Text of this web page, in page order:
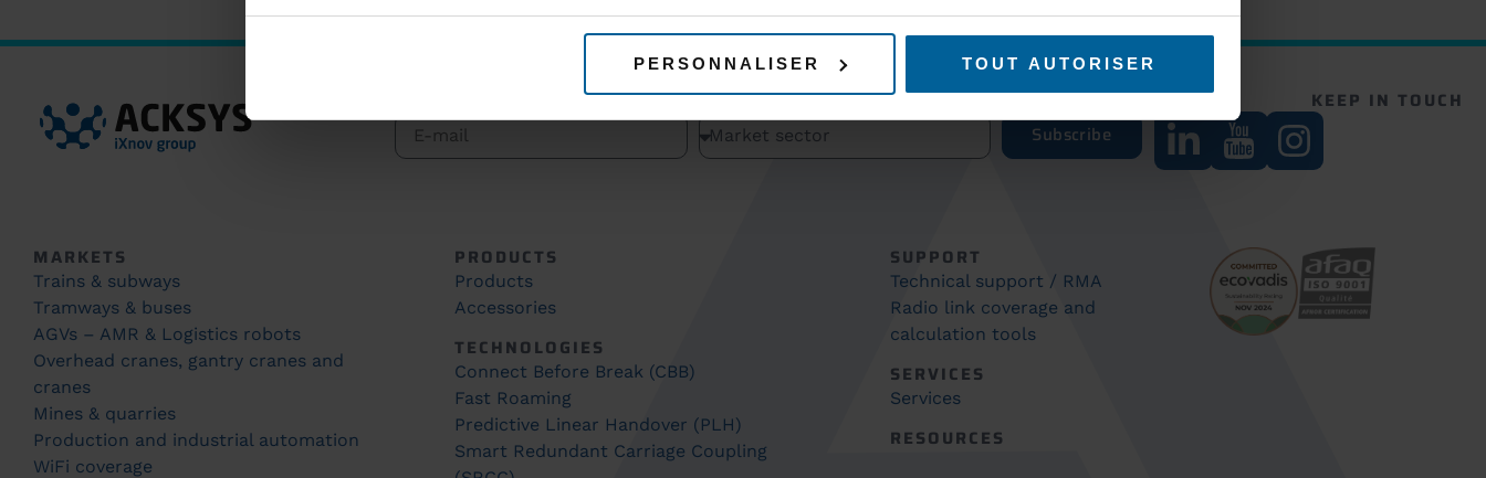
PERSONNALISER TOUT AUTORISER
SUBSCRIBE TO OUR NEWSLETTER
Subscribe
KEEP IN TOUCH
MARKETS
Trains & subways
Tramways & buses
AGVs – AMR & Logistics robots
Overhead cranes, gantry cranes and
cranes
Mines & quarries
Production and industrial automation
WiFi coverage
PRODUCTS
Products
Accessories
TECHNOLOGIES
Connect Before Break (CBB)
Fast Roaming
Predictive Linear Handover (PLH)
Smart Redundant Carriage Coupling
SUPPORT
Technical support / RMA
Radio link coverage and
calculation tools
SERVICES
Services
RESOURCES